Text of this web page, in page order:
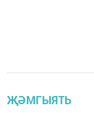
ҖӘМГЫЯТЬ